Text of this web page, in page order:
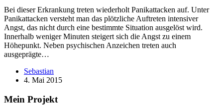
Bei dieser Erkrankung treten wiederholt Panikattacken auf. Unter
Panikattacken versteht man das plötzliche Auftreten intensiver
Angst, das nicht durch eine bestimmte Situation ausgelöst wird.
Innerhalb weniger Minuten steigert sich die Angst zu einem
Höhepunkt. Neben psychischen Anzeichen treten auch
ausgeprägte…
Sebastian
4. Mai 2015
Mein Projekt